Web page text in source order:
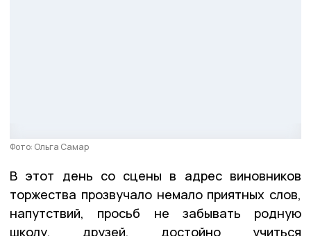
Фото: Ольга Самар
В этот день со сцены в адрес виновников
торжества прозвучало немало приятных слов,
напутствий, просьб не забывать родную
школу, друзей, достойно учиться